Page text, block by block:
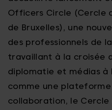
Officers Circle (Cercle
de Bruxelles), une
des professionnels de
travaillant à la croisée
diplomatie et médias à
comme une
collaboration, le